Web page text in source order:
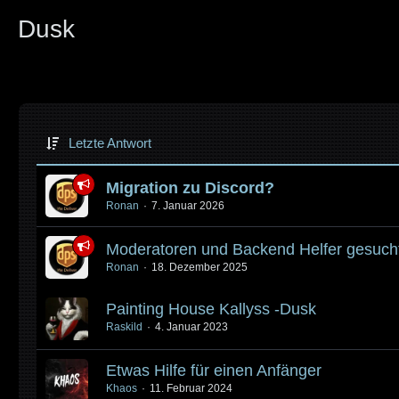
Dusk
Letzte Antwort
Migration zu Discord?
Ronan 7. Januar 2026
Moderatoren und Backend Helfer
Ronan 18. Dezember 2025
Painting House Kallyss -Dusk
Raskild 4. Januar 2023
Etwas Hilfe für einen Anfänger
Khaos 11. Februar 2024